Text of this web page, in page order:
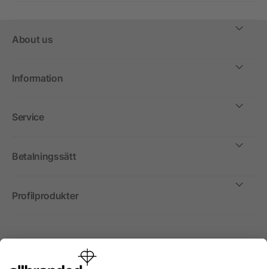
About us
Information
Service
Betalningssätt
Profilprodukter
Internationellt